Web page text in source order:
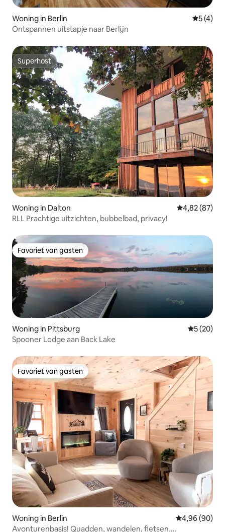
Woning in Berlin
5 (4)
Ontspannen uitstapje naar Berlijn
Superhost
Superhost
Woning in Dalton Gemiddelde
4,82 (87)
RLL Prachtige uitzichten, bubbelbad, privacy!
Favoriet van gasten
Favoriet van gasten
Woning in Pittsburg
5 (20)
Spooner Lodge aan Back Lake
Favoriet van gasten
Favoriet van gasten
Woning in Berlin Gemiddelde
4,96 (90)
Avonturenbasis! Quadden, wandelen, fietsen,